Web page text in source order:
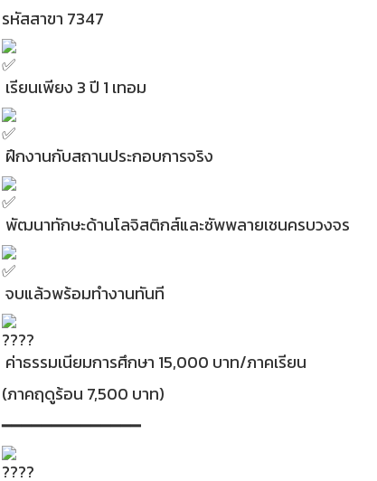
รหัสสาขา 7347
เรียนเพียง 3 ปี 1 เทอม
ฝึกงานกับสถานประกอบการจริง
พัฒนาทักษะด้านโลจิสติกส์และซัพพลายเชนครบวงจร
จบแล้วพร้อมทำงานทันที
ค่าธรรมเนียมการศึกษา 15,000 บาท/ภาคเรียน
(ภาคฤดูร้อน 7,500 บาท)
━━━━━━━━━━━━━━